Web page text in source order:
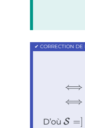
⟺
⟺
D’où S =]